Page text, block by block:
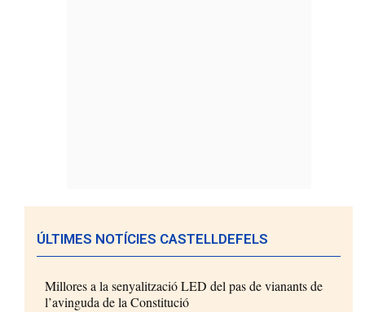
ÚLTIMES NOTÍCIES CASTELLDEFELS
Millores a la senyalització LED del pas de vianants de
l’avinguda de la Constitució